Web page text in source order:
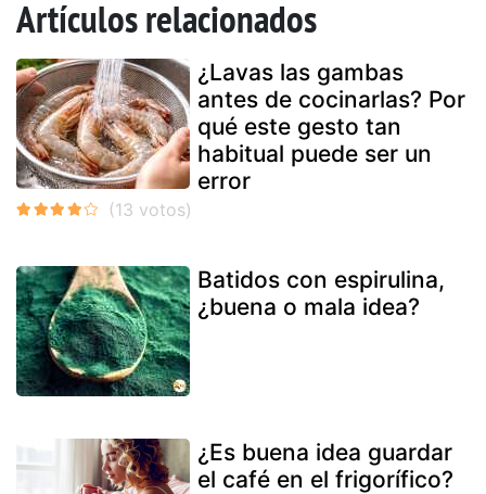
Artículos relacionados
¿Lavas las gambas
antes de cocinarlas? Por
qué este gesto tan
habitual puede ser un
error
Batidos con espirulina,
¿buena o mala idea?
¿Es buena idea guardar
el café en el frigorífico?